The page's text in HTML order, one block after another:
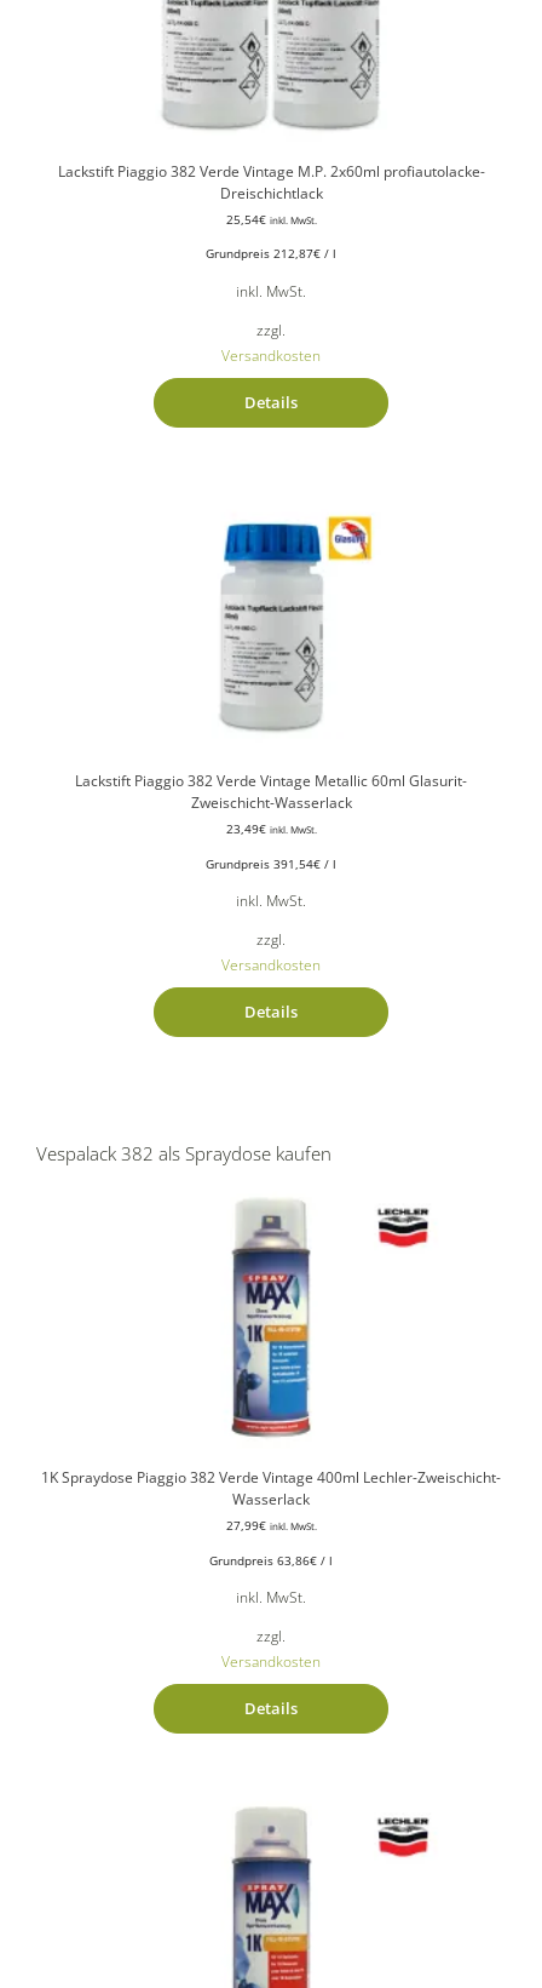
Lackstift Piaggio 382 Verde Vintage M.P. 2x60ml profiautolacke-
Dreischichtlack
25,54€ inkl. MwSt.
Grundpreis 212,87€ / l
inkl. MwSt.
zzgl.
Versandkosten
Details
Lackstift Piaggio 382 Verde Vintage Metallic 60ml Glasurit-
Zweischicht-Wasserlack
23,49€ inkl. MwSt.
Grundpreis 391,54€ / l
inkl. MwSt.
zzgl.
Versandkosten
Details
Vespalack 382 als Spraydose kaufen
1K Spraydose Piaggio 382 Verde Vintage 400ml Lechler-Zweischicht-
Wasserlack
27,99€ inkl. MwSt.
Grundpreis 63,86€ / l
inkl. MwSt.
zzgl.
Versandkosten
Details